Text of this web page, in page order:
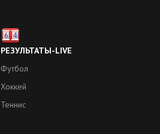
РЕЗУЛЬТАТЫ-LIVE
Футбол
Хоккей
Теннис